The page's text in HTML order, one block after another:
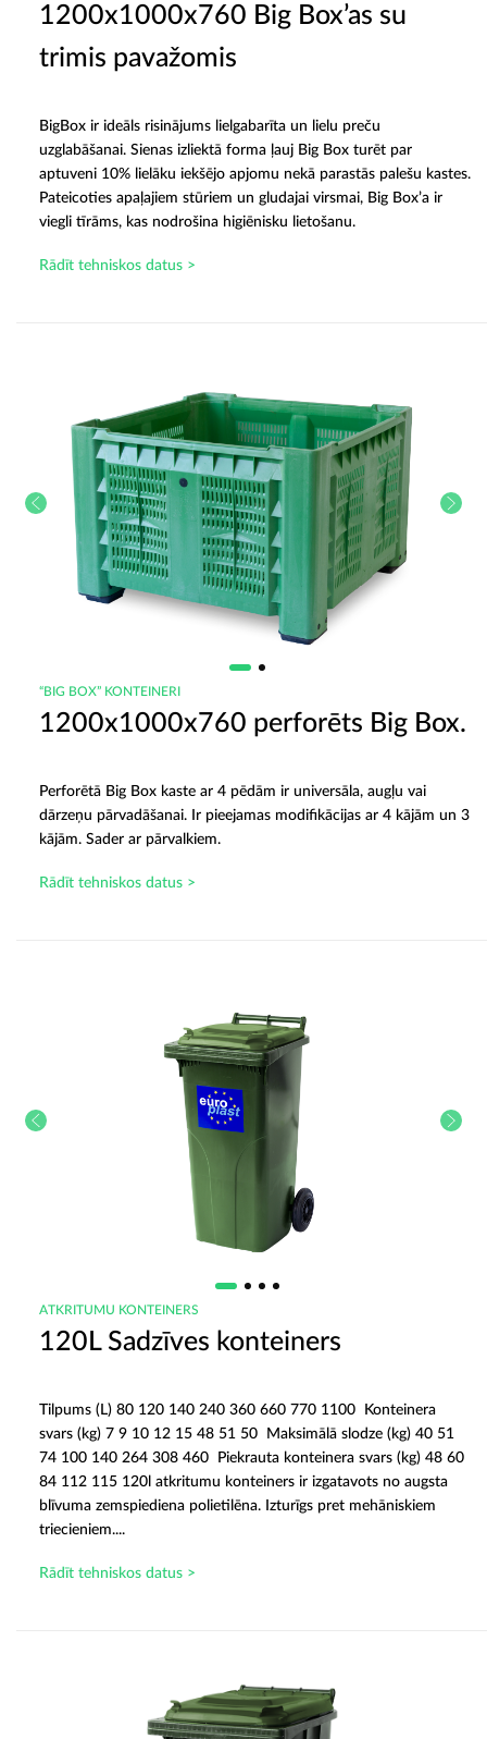
1200x1000x760 Big Box’as su
trimis pavažomis
BigBox ir ideāls risinājums lielgabarīta un lielu preču
uzglabāšanai. Sienas izliektā forma ļauj Big Box turēt par
aptuveni 10% lielāku iekšējo apjomu nekā parastās palešu kastes.
Pateicoties apaļajiem stūriem un gludajai virsmai, Big Box’a ir
viegli tīrāms, kas nodrošina higiēnisku lietošanu.
Rādīt tehniskos datus >
“BIG BOX” KONTEINERI
1200x1000x760 perforēts Big Box.
Perforētā Big Box kaste ar 4 pēdām ir universāla, augļu vai
dārzeņu pārvadāšanai. Ir pieejamas modifikācijas ar 4 kājām un 3
kājām. Sader ar pārvalkiem.
Rādīt tehniskos datus >
ATKRITUMU KONTEINERS
120L Sadzīves konteiners
Tilpums (L) 80 120 140 240 360 660 770 1100 Konteinera
svars (kg) 7 9 10 12 15 48 51 50 Maksimālā slodze (kg) 40 51
74 100 140 264 308 460 Piekrauta konteinera svars (kg) 48 60
84 112 115 120l atkritumu konteiners ir izgatavots no augsta
blīvuma zemspiediena polietilēna. Izturīgs pret mehāniskiem
triecieniem....
Rādīt tehniskos datus >